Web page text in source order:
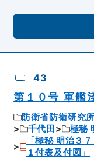
43
第１０号 軍艦
防衛省防衛研究所
千代田
極秘
「極秘 明治３
１付表及付図」